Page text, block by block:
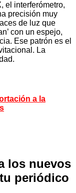
el interferómetro,
precisión muy
de luz que
con un espejo,
Ese patrón es el
La
a la
los nuevos
periódico